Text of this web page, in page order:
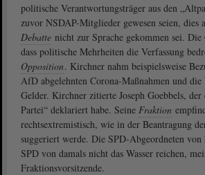
politische Verantwortungsträger aus den
zuvor NSDAP-Mitglieder gewesen seien, dies
Debatte nicht zur Sprache gekommen sei. Die
dass politische Mehrheiten die Verfassung
Opposition. Kirchner nahm beispielsweise
AfD abgelehnten Corona-Maßnahmen und die
Gelder. Kirchner zitierte Joseph Goebbels,
Partei“ deklariert habe. Seine Fraktion
rechtsextremistisch, wie in der Beantragung
suggeriert werde. Die SPD-Abgeordneten von
SPD von damals nicht das Wasser reichen,
Fraktionsvorsitzende.